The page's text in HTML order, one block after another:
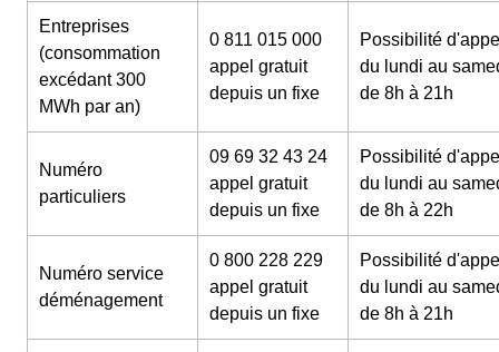
Entreprises
(consommation
excédant 300
MWh par an)
0 811 015 000
appel gratuit
depuis un fixe
Possibilité
du lundi au
de 8h à 21h
Numéro
particuliers
09 69 32 43 24
appel gratuit
depuis un fixe
Possibilité
du lundi au
de 8h à 22h
Numéro service
déménagement
0 800 228 229
appel gratuit
depuis un fixe
Possibilité
du lundi au
de 8h à 21h